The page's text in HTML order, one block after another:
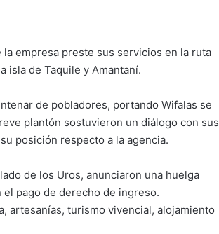
empresa preste sus servicios en la ruta
isla de Taquile y Amantaní.
de pobladores, portando Wifalas se
plantón sostuvieron un diálogo con sus
posición respecto a la agencia.
de los Uros, anunciaron una huelga
pago de derecho de ingreso.
artesanías, turismo vivencial, alojamiento